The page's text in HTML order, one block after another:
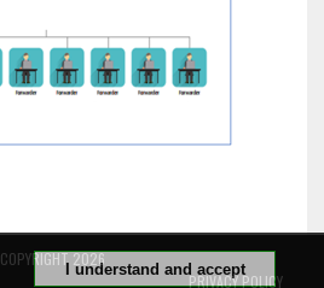
COPYRIGHT 2026
PRIVACY POLICY
I understand and accept